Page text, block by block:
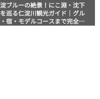
ブルーの絶景！にこ淵・沈下
巡る仁淀川観光ガイド｜グル
宿・モデルコースまで完全網